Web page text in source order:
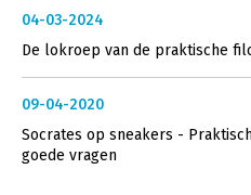
04-03-2024
De lokroep van de praktische
09-04-2020
Socrates op sneakers -
goede vragen